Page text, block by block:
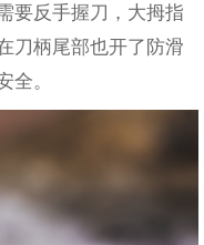
要反手握刀，大拇指
刀柄尾部也开了防滑
全。